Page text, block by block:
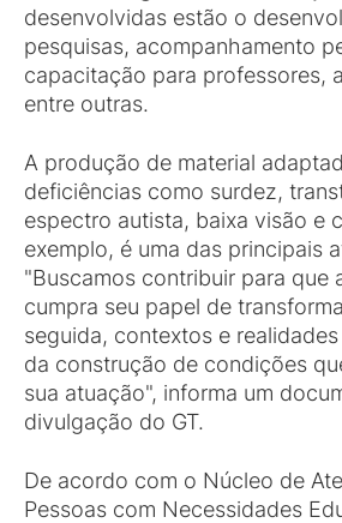
desenvolvidas estão o
pesquisas, acompanhamento
capacitação para professores,
entre outras.
A produção de material
deficiências como surdez,
espectro autista, baixa visão e
exemplo, é uma das principais
"Buscamos contribuir para que
cumpra seu papel de
seguida, contextos e
da construção de condições
sua atuação", informa um
divulgação do GT.
De acordo com o Núcleo de
Pessoas com Necessidades